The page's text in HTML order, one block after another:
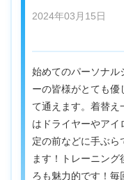
2024年03月15日
始めてのパーソナル
ーの皆様がとても優
て通えます。着替え
はドライヤーやアイ
定の前などに手ぶら
ます！トレーニング
ろも魅力的です！毎